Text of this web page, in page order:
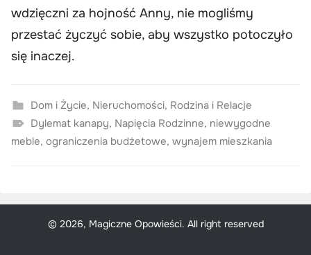
wdzięczni za hojność Anny, nie mogliśmy
przestać życzyć sobie, aby wszystko potoczyło
się inaczej.
Dom i Życie, Nieruchomości, Rodzina i Relacje
Dylemat kanapy, Napięcia Rodzinne, niewygodne
meble, ograniczenia budżetowe, wynajem mieszkania
© 2026, Magiczne Opowieści. All right reserved